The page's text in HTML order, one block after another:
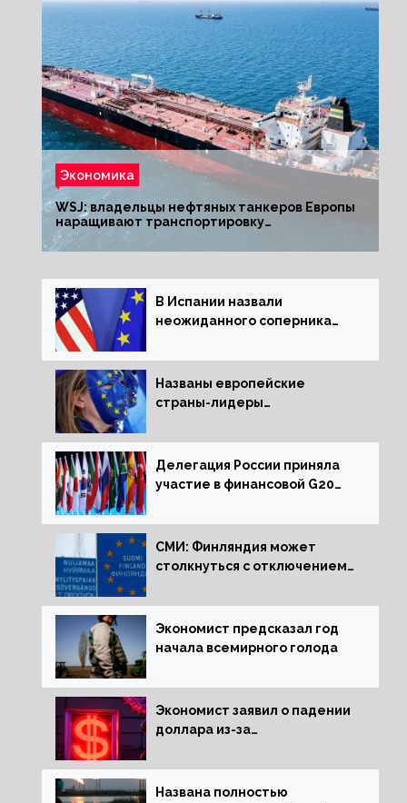
Экономика
WSJ: владельцы нефтяных танкеров Европы
наращивают транспортировку
из РФ до санкций
В Испании назвали
неожиданного соперника
Названы европейские
страны-лидеры
активов
Делегация России приняла
участие в финансовой G20
СМИ: Финляндия может
столкнуться с отключением
Экономист предсказал год
начала всемирного голода
Экономист заявил о падении
доллара из-за
Названа полностью